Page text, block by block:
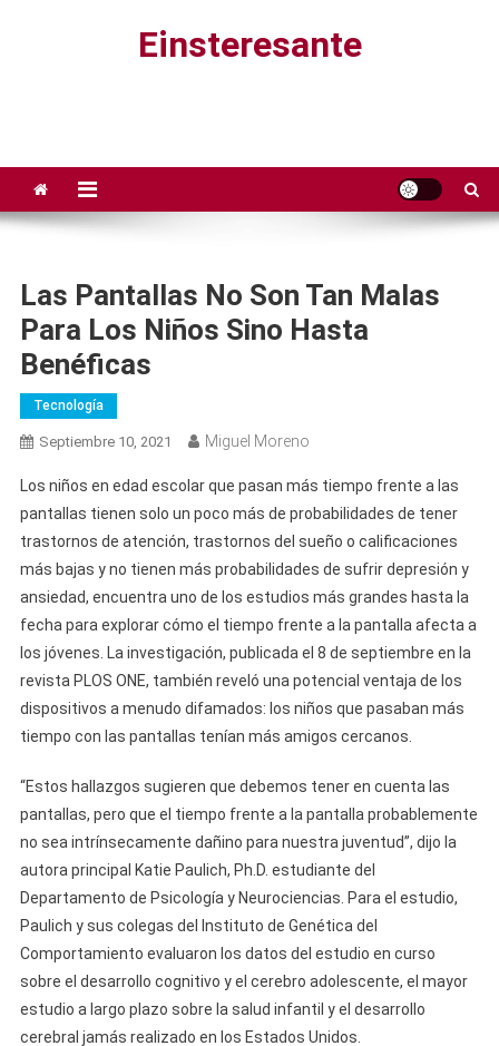
Einsteresante
Las Pantallas No Son Tan Malas
Para Los Niños Sino Hasta
Benéficas
Tecnología
Septiembre 10, 2021 Miguel Moreno
Los niños en edad escolar que pasan más tiempo frente a las
pantallas tienen solo un poco más de probabilidades de tener
trastornos de atención, trastornos del sueño o calificaciones
más bajas y no tienen más probabilidades de sufrir depresión y
ansiedad, encuentra uno de los estudios más grandes hasta la
fecha para explorar cómo el tiempo frente a la pantalla afecta a
los jóvenes. La investigación, publicada el 8 de septiembre en la
revista PLOS ONE, también reveló una potencial ventaja de los
dispositivos a menudo difamados: los niños que pasaban más
tiempo con las pantallas tenían más amigos cercanos.
“Estos hallazgos sugieren que debemos tener en cuenta las
pantallas, pero que el tiempo frente a la pantalla probablemente
no sea intrínsecamente dañino para nuestra juventud”, dijo la
autora principal Katie Paulich, Ph.D. estudiante del
Departamento de Psicología y Neurociencias. Para el estudio,
Paulich y sus colegas del Instituto de Genética del
Comportamiento evaluaron los datos del estudio en curso
sobre el desarrollo cognitivo y el cerebro adolescente, el mayor
estudio a largo plazo sobre la salud infantil y el desarrollo
cerebral jamás realizado en los Estados Unidos.